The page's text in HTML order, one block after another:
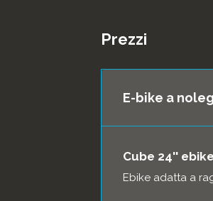
Prezzi
E-bike a
Cube 24'' ebike
Ebike adatta a